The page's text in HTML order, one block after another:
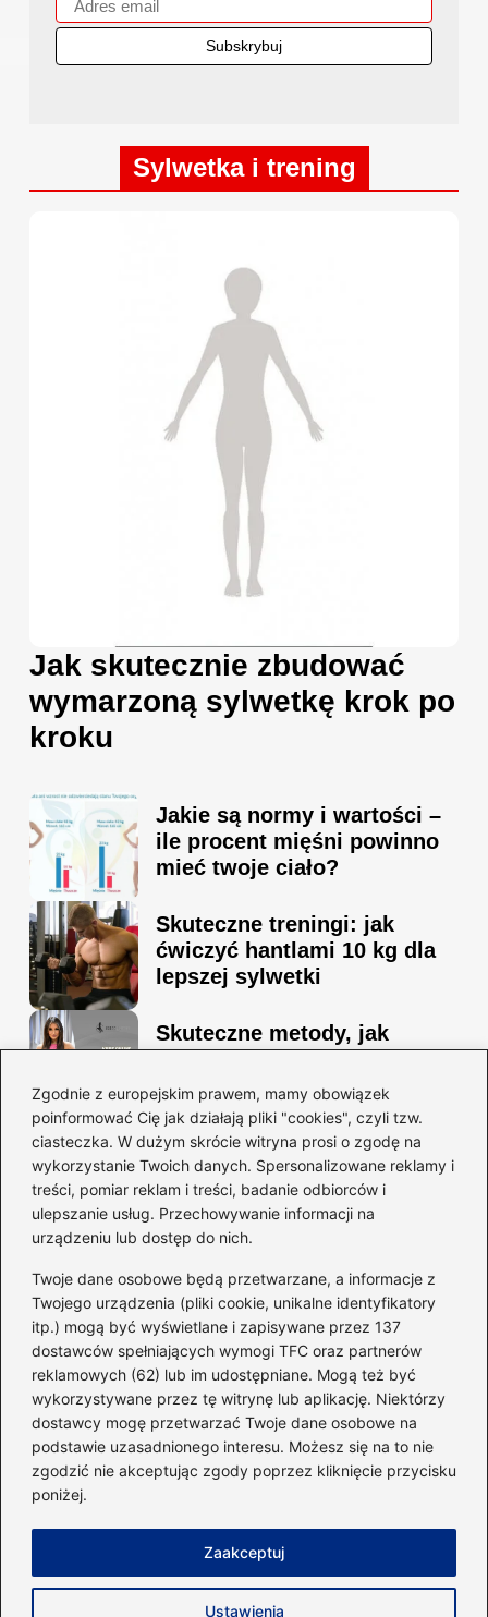
Zgodnie z europejskim prawem, mamy obowiązek
poinformować Cię jak działają pliki "cookies", czyli tzw.
ciasteczka. W dużym skrócie witryna prosi o zgodę na
wykorzystanie Twoich danych. Spersonalizowane reklamy i
treści, pomiar reklam i treści, badanie odbiorców i
ulepszanie usług. Przechowywanie informacji na
urządzeniu lub dostęp do nich.
Twoje dane osobowe będą przetwarzane, a informacje z
Twojego urządzenia (pliki cookie, unikalne identyfikatory
itp.) mogą być wyświetlane i zapisywane przez 137
dostawców spełniających wymogi TFC oraz partnerów
reklamowych (62) lub im udostępniane. Mogą też być
wykorzystywane przez tę witrynę lub aplikację. Niektórzy
dostawcy mogę przetwarzać Twoje dane osobowe na
podstawie uzasadnionego interesu. Możesz się na to nie
zgodzić nie akceptując zgody poprzez kliknięcie przycisku
poniżej.
Ustawienia
Zaakceptuj
Sylwetka i trening
Jak skutecznie zbudować
wymarzoną sylwetkę krok po
kroku
Jakie są normy i wartości –
ile procent mięśni powinno
mieć twoje ciało?
Skuteczne treningi: jak
ćwiczyć hantlami 10 kg dla
lepszej sylwetki
Skuteczne metody, jak
schudnąć i wyrzeźbić
sylwetkę w zaledwie 90 dni
Idealny garnitur: jak dobrać
go do swojej sylwetki?
Kategorie
Dieta i kalorie(221)
Fitness(236)
Siłownia(101)
Sport(60)
Sprzęt i akcesoria(25)
Suplementy(38)
Zasady użytkowania